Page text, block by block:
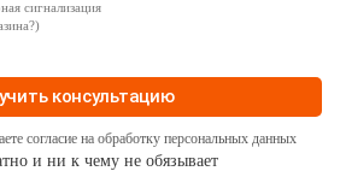
согласие на обработку персональных данных
и ни к чему не обязывает